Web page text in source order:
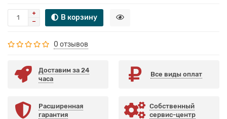
В корзину
0 отзывов
Доставим за 24
часа
Все виды оплат
Расширенная
гарантия
Собственный
сервис-центр